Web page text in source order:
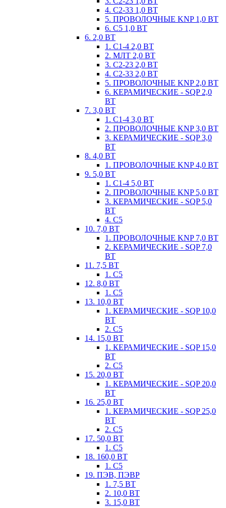
4. С2-33 1,0 ВТ
5. ПРОВОЛОЧНЫЕ KNP 1,0 ВТ
6. С5 1,0 ВТ
6. 2,0 ВТ
1. С1-4 2,0 ВТ
2. МЛТ 2,0 ВТ
3. С2-23 2,0 ВТ
4. С2-33 2,0 ВТ
5. ПРОВОЛОЧНЫЕ KNP 2,0 ВТ
6. КЕРАМИЧЕСКИЕ - SQP 2,0
ВТ
7. 3,0 ВТ
1. С1-4 3,0 ВТ
2. ПРОВОЛОЧНЫЕ KNP 3,0 ВТ
3. КЕРАМИЧЕСКИЕ - SQP 3,0
ВТ
8. 4,0 ВТ
1. ПРОВОЛОЧНЫЕ KNP 4,0 ВТ
9. 5,0 ВТ
1. С1-4 5,0 ВТ
2. ПРОВОЛОЧНЫЕ KNP 5,0 ВТ
3. КЕРАМИЧЕСКИЕ - SQP 5,0
ВТ
4. С5
10. 7,0 ВТ
1. ПРОВОЛОЧНЫЕ KNP 7,0 ВТ
2. КЕРАМИЧЕСКИЕ - SQP 7,0
ВТ
11. 7,5 ВТ
1. С5
12. 8,0 ВТ
1. С5
13. 10,0 ВТ
1. КЕРАМИЧЕСКИЕ - SQP 10,0
ВТ
2. С5
14. 15,0 ВТ
1. КЕРАМИЧЕСКИЕ - SQP 15,0
ВТ
2. С5
15. 20,0 ВТ
1. КЕРАМИЧЕСКИЕ - SQP 20,0
ВТ
16. 25,0 ВТ
1. КЕРАМИЧЕСКИЕ - SQP 25,0
ВТ
2. С5
17. 50,0 ВТ
1. С5
18. 160,0 ВТ
1. С5
19. ПЭВ, ПЭВР
1. 7,5 ВТ
2. 10,0 ВТ
3. 15,0 ВТ